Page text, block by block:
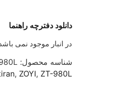
دانلود دفترچه راهنما
در انبار موجود نمی
شناسه محصول:
, ZOYI, ZT-980L